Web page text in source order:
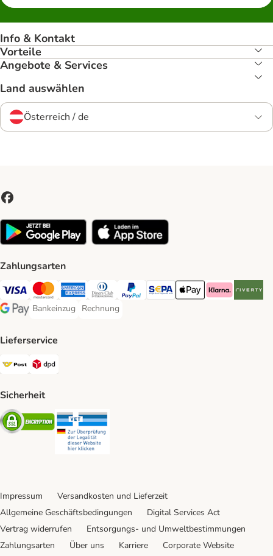
Info & Kontakt
Vorteile
Angebote & Services
Land auswählen
Österreich / de
Zahlungsarten
Visa Payment Method
MasterCard Payment Method
American Express Payment Method
Diners Club Payment Method
PayPal Payment Method
SEPA Payment Method
Apple Pay Payment
Klarna Payment
Google Pay Payment Method
Bankeinzug
Bankeinzug Payment Method
Rechnung
Rechnung Payment Method
Lieferservice
Österreichische Post Shipping Method
Sicherheit
Security
Impressum
Versandkosten und Lieferzeit
Allgemeine Geschäftsbedingungen
Digital Services Act
Vertrag widerrufen
Entsorgungs- und Umweltbestimmungen
Zahlungsarten
Über uns Karriere
Corporate Website